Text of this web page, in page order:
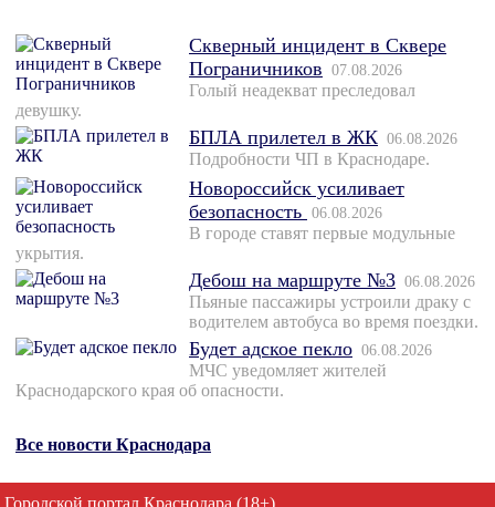
Скверный инцидент в Сквере
Пограничников 07.08.2026
Голый неадекват преследовал
девушку.
БПЛА прилетел в ЖК 06.08.2026
Подробности ЧП в Краснодаре.
Новороссийск усиливает
безопасность 06.08.2026
В городе ставят первые модульные
укрытия.
Дебош на маршруте №3 06.08.2026
Пьяные пассажиры устроили драку с
водителем автобуса во время поездки.
Будет адское пекло 06.08.2026
МЧС уведомляет жителей
Краснодарского края об опасности.
Все новости Краснодара
Городской портал Краснодара (18+)